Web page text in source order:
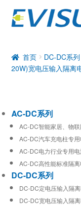
DC-DC系列
工业通信模块
首页 DC-DC系列
20W)宽电压输入隔离
AC-DC系列
AC-DC智能家居、物
AC-DC汽车充电柱专
AC-DC电力行业专用
AC-DC高性能标准隔
DC-DC系列
DC-DC定电压输入隔
DC-DC宽电压输入隔